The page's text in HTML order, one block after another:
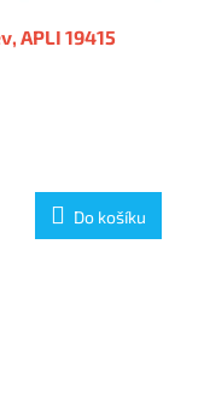
APLI 19415
Do košíku